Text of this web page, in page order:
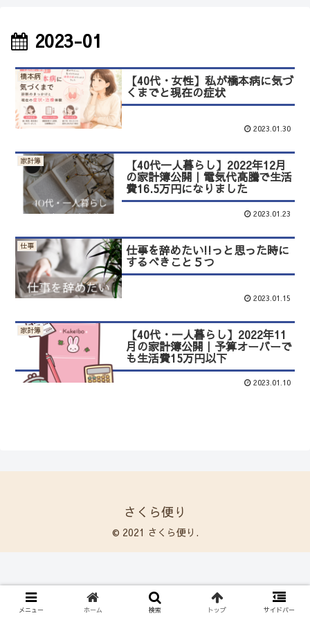
2023-01
橋本病 【40代・女性】私が橋本病に気づ
くまでと現在の症状
2023.01.30
家計簿 【40代一人暮らし】2022年12月
の家計簿公開｜電気代高騰で生活
費16.5万円になりました
2023.01.23
仕事 仕事を辞めたい!!っと思った時に
するべきこと５つ
2023.01.15
家計簿 【40代・一人暮らし】2022年11
月の家計簿公開｜予算オーバーで
も生活費15万円以下
2023.01.10
さくら便り
© 2021 さくら便り.
メニュー ホーム 検索 トップ サイドバー